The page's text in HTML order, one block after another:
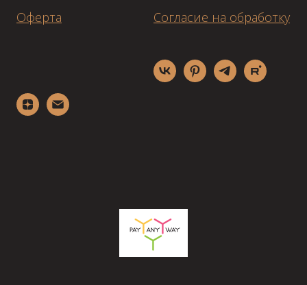
Оферта
Согласие на обработку